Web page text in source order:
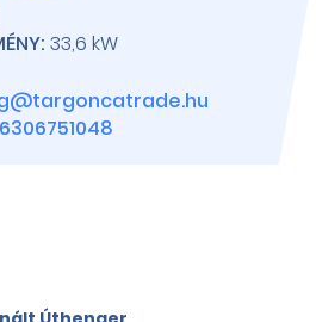
33,6 kW